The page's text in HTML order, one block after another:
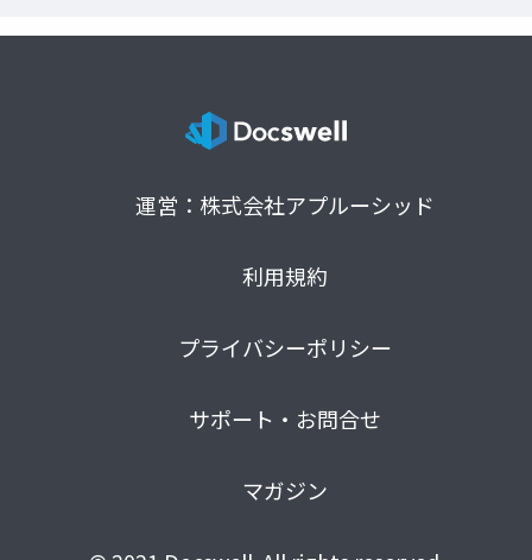
運営：株式会社アプルーシッド
利用規約
プライバシーポリシー
サポート・お問合せ
マガジン